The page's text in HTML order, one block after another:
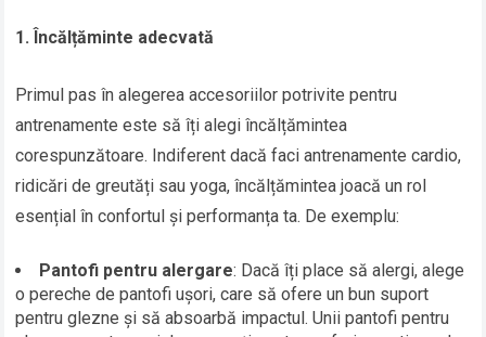
1. Încălțăminte adecvată
Primul pas în alegerea accesoriilor potrivite pentru
antrenamente este să îți alegi încălțămintea
corespunzătoare. Indiferent dacă faci antrenamente cardio,
ridicări de greutăți sau yoga, încălțămintea joacă un rol
esențial în confortul și performanța ta. De exemplu:
Pantofi pentru alergare: Dacă îți place să alergi, alege
o pereche de pantofi ușori, care să ofere un bun suport
pentru glezne și să absoarbă impactul. Unii pantofi pentru